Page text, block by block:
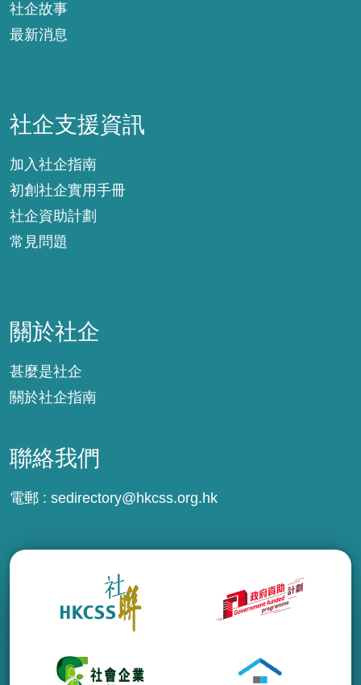
社企故事
最新消息
社企支援資訊
加入社企指南
初創社企實用手冊
社企資助計劃
常見問題
關於社企
甚麼是社企
關於社企指南
聯絡我們
電郵 : sedirectory@hkcss.org.hk